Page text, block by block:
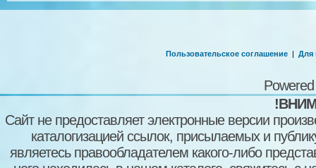
Пользовательское соглашение | Для
Сайт не предоставляет электронные версии
каталогизацией ссылок, присылаемых и
являетесь правообладателем какого-либо